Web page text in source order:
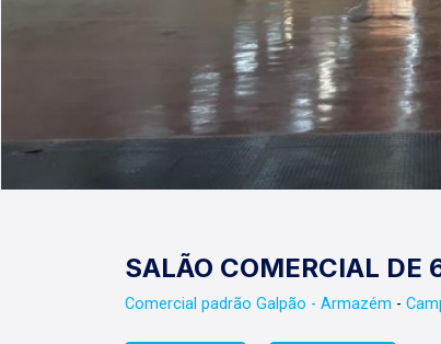
SALÃO COMERCIAL DE
Comercial padrão Galpão - Armazém -